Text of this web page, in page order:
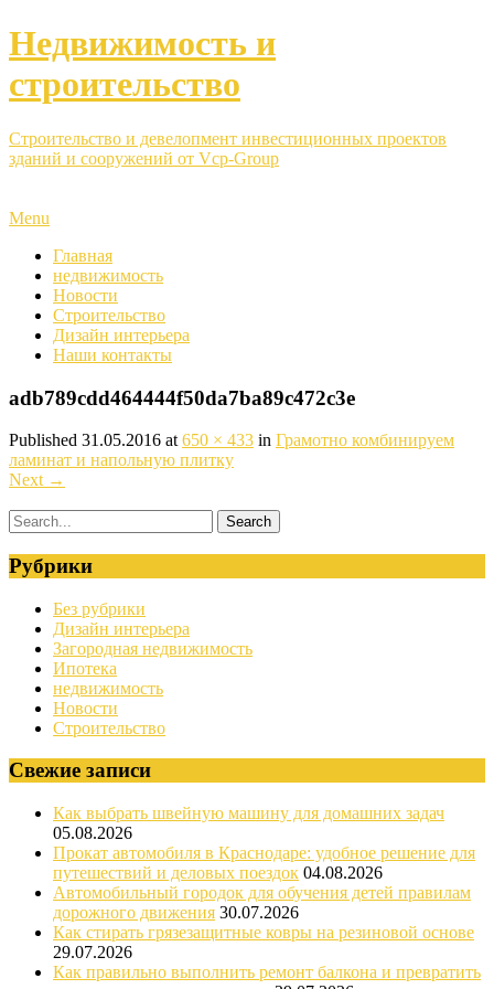
Недвижимость и
строительство
Строительство и девелопмент инвестиционных проектов
зданий и сооружений от Vcp-Group
Menu
Главная
недвижимость
Новости
Строительство
Дизайн интерьера
Наши контакты
adb789cdd464444f50da7ba89c472c3e
Published 31.05.2016 at 650 × 433 in Грамотно комбинируем
ламинат и напольную плитку
Next →
Рубрики
Без рубрики
Дизайн интерьера
Загородная недвижимость
Ипотека
недвижимость
Новости
Строительство
Свежие записи
Как выбрать швейную машину для домашних задач
05.08.2026
Прокат автомобиля в Краснодаре: удобное решение для
путешествий и деловых поездок 04.08.2026
Автомобильный городок для обучения детей правилам
дорожного движения 30.07.2026
Как стирать грязезащитные ковры на резиновой основе
29.07.2026
Как правильно выполнить ремонт балкона и превратить